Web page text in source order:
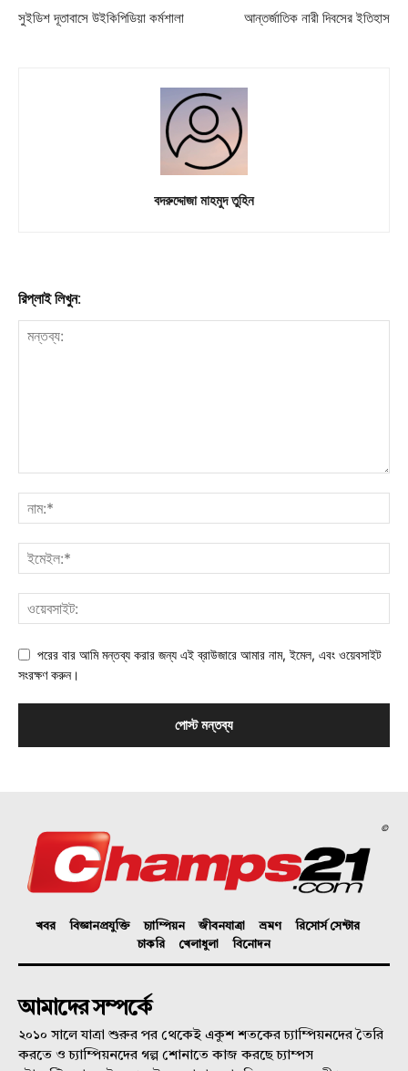
সুইডিশ দূতাবাসে উইকিপিডিয়া কর্মশালা আন্তর্জাতিক নারী দিবসের ইতিহাস
বদরুদ্দোজা মাহমুদ তুহিন
রিপ্লাই লিখুন:
পরের বার আমি মন্তব্য করার জন্য এই ব্রাউজারে আমার নাম, ইমেল, এবং ওয়েবসাইট
সংরক্ষণ করুন।
©
খবর বিজ্ঞানপ্রযুক্তি চ্যাম্পিয়ন জীবনযাত্রা ভ্রমণ
রিসোর্স সেন্টার
চাকরি
খেলাধুলা বিনোদন
আমাদের সম্পর্কে
২০১০ সালে যাত্রা শুরুর পর থেকেই একুশ শতকের চ্যাম্পিয়নদের তৈরি
করতে ও চ্যাম্পিয়নদের গল্প শোনাতে কাজ করছে চ্যাম্পস